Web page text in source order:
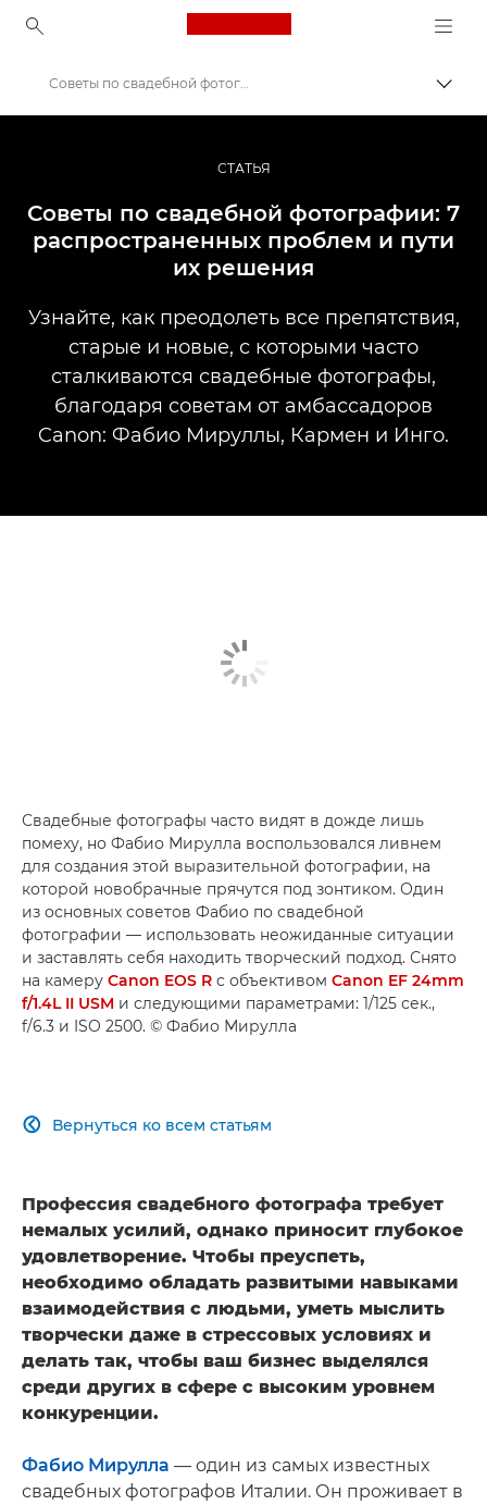
Canon Logo, back to
Профессиональная фото- и видеосъемка
Истории
Советы по свадебной фотографии
СТАТЬЯ
Советы по свадебной фотографии: 7
распространенных проблем и пути
их решения
Узнайте, как преодолеть все препятствия,
старые и новые, с которыми часто
сталкиваются свадебные фотографы,
благодаря советам от амбассадоров
Canon: Фабио Мируллы, Кармен и Инго.
Свадебные фотографы часто видят в дожде лишь
помеху, но Фабио Мирулла воспользовался ливнем
для создания этой выразительной фотографии, на
которой новобрачные прячутся под зонтиком. Один
из основных советов Фабио по свадебной
фотографии — использовать неожиданные ситуации
и заставлять себя находить творческий подход. Снято
на камеру Canon EOS R с объективом Canon EF 24mm
f/1.4L II USM и следующими параметрами: 1/125 сек.,
f/6.3 и ISO 2500. © Фабио Мирулла
Вернуться ко всем статьям

Профессия свадебного фотографа требует
немалых усилий, однако приносит глубокое
удовлетворение. Чтобы преуспеть,
необходимо обладать развитыми навыками
взаимодействия с людьми, уметь мыслить
творчески даже в стрессовых условиях и
делать так, чтобы ваш бизнес выделялся
среди других в сфере с высоким уровнем
конкуренции.
Фабио Мирулла — один из самых известных
свадебных фотографов Италии. Он проживает в